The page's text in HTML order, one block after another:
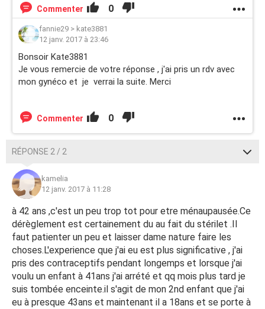
Commenter 0
fannie29 > kate3881
12 janv. 2017 à 23:46
Bonsoir Kate3881
Je vous remercie de votre réponse , j'ai pris un rdv avec
mon gynéco et je verrai la suite. Merci
Commenter 0
RÉPONSE 2 / 2
kamelia
12 janv. 2017 à 11:28
à 42 ans ,c'est un peu trop tot pour etre ménaupausée.Ce
dérèglement est certainement du au fait du stérilet .Il
faut patienter un peu et laisser dame nature faire les
choses.L'experience que j'ai eu est plus significative , j'ai
pris des contraceptifs pendant longemps et lorsque j'ai
voulu un enfant à 41ans j'ai arrété et qq mois plus tard je
suis tombée enceinte.il s'agit de mon 2nd enfant que j'ai
eu à presque 43ans et maintenant il a 18ans et se porte à